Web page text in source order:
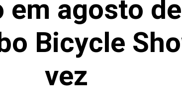
agosto
Bicycle
vez